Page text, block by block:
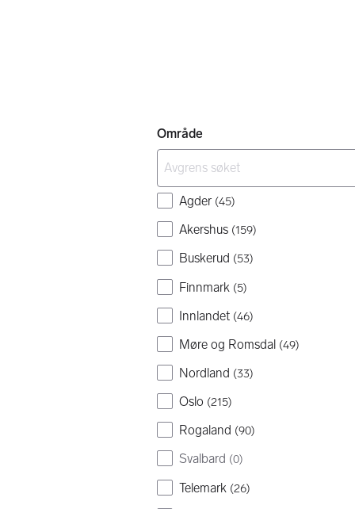
Område
Agder (45)
Akershus (159)
Buskerud (53)
Finnmark (5)
Innlandet (46)
Møre og Romsdal (49)
Nordland (33)
Oslo (215)
Rogaland (90)
Svalbard (0)
Telemark (26)